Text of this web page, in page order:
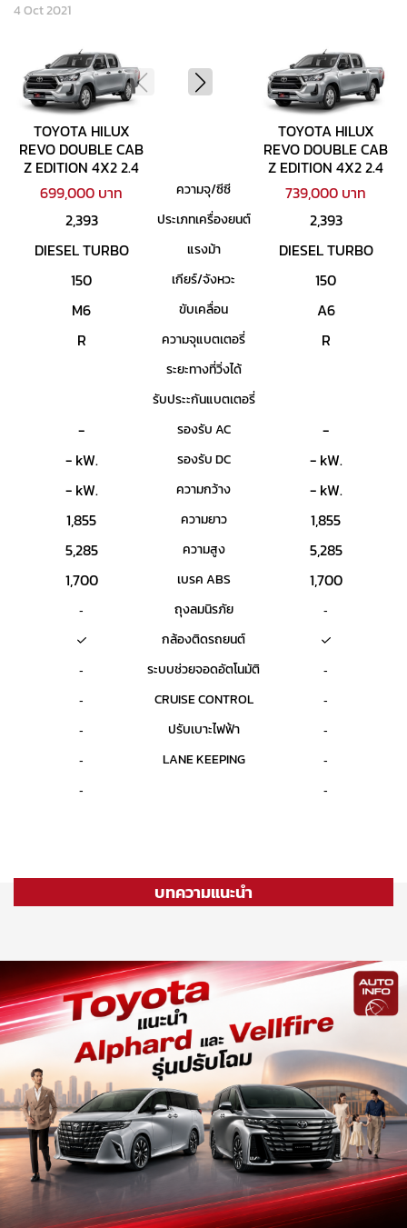
4 Oct 2021
TOYOTA HILUX
REVO DOUBLE CAB
Z EDITION 4X2 2.4
ENTRY
699,000 บาท
2,393
DIESEL TURBO
150
M6
R
-
- kW.
- kW.
1,855
5,285
1,700
-
-
-
-
-
-
TOYOTA HILUX
REVO DOUBLE CAB
Z EDITION 4X2 2.4
ENTRY AT
739,000 บาท
2,393
DIESEL TURBO
150
A6
R
-
- kW.
- kW.
1,855
5,285
1,700
-
-
-
-
-
-
ความจุ/ซีซี
ประเภทเครื่องยนต์
แรงม้า
เกียร์/จังหวะ
ขับเคลื่อน
ความจุแบตเตอรี่
ระยะทางที่วิ่งได้
รับประะกันแบตเตอรี่
รองรับ AC
รองรับ DC
ความกว้าง
ความยาว
ความสูง
เบรค ABS
ถุงลมนิรภัย
กล้องติดรถยนต์
ระบบช่วยจอดอัตโนมัติ
CRUISE CONTROL
ปรับเบาะไฟฟ้า
LANE KEEPING
บทความแนะนำ